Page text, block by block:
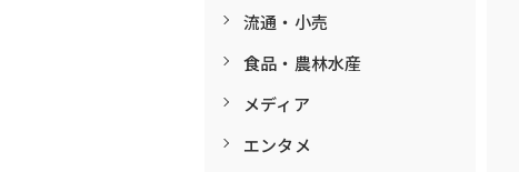
流通・小売
食品・農林水産
メディア
エンタメ